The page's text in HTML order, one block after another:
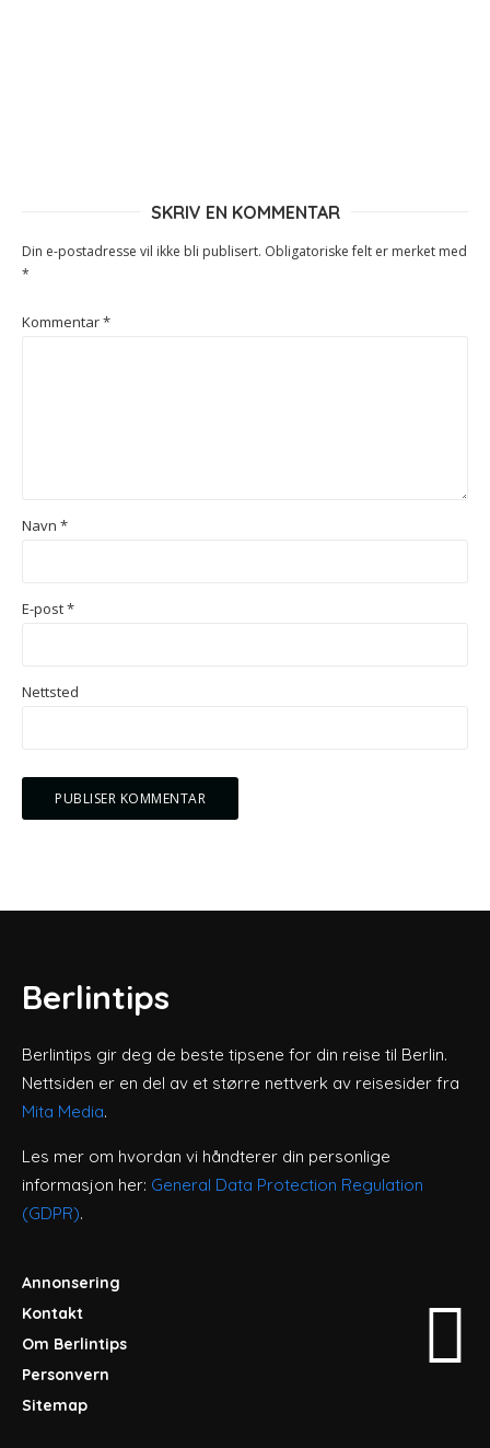
SKRIV EN KOMMENTAR
Din e-postadresse vil ikke bli publisert. Obligatoriske felt er merket med
*
Kommentar*
Navn *
E-post*
Nettsted
Berlintips
Berlintips gir deg de beste tipsene for din reise til Berlin.
Nettsiden er en del av et større nettverk av reisesider fra
Mita Media.
Les mer om hvordan vi håndterer din personlige
informasjon her: General Data Protection Regulation
(GDPR).
Annonsering
Kontakt
Om Berlintips
Personvern
Sitemap